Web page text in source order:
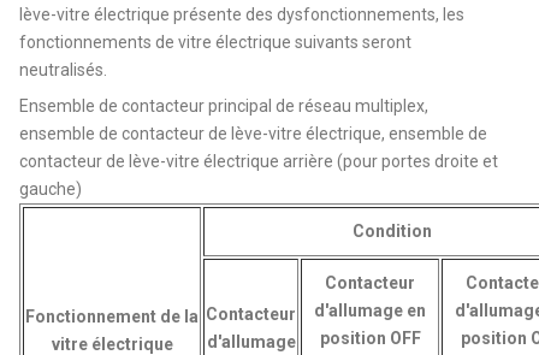
lève-vitre électrique présente des dysfonctionnements, les
fonctionnements de vitre électrique suivants seront
neutralisés.
Ensemble de contacteur principal de réseau multiplex,
ensemble de contacteur de lève-vitre électrique, ensemble de
contacteur de lève-vitre électrique arrière (pour portes droite et
gauche)
Fonctionnement de la
vitre électrique
Condition
Contacteur
d'allumage
Contacteur
d'allumage en
position OFF
position